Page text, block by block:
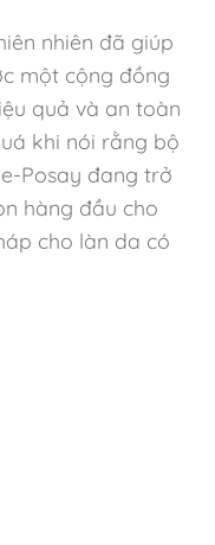
nhiên đã giúp
một cộng đồng
quả và an toàn
khi nói rằng bộ
Posay đang trở
hàng đầu cho
cho làn da có